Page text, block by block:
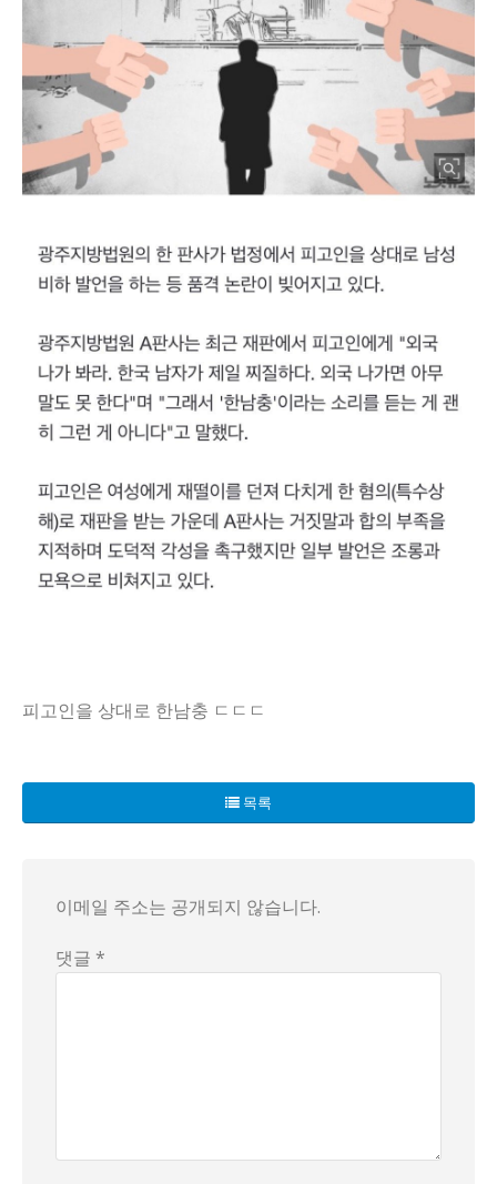
피고인을 상대로 한남충 ㄷㄷㄷ
해당 사건은 피고인이 무려 여성에게 재떨이를 던져 부상
이 사건은 법정에서의 발언이 얼마나 중대한 영향을 미칠
목록
이메일 주소는 공개되지 않습니다.
댓글 *